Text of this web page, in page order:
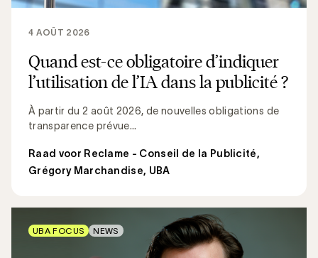
Quand est-ce obligatoire d’indiquer
l’utilisation de l’IA dans la publicité ?
À partir du 2 août 2026, de nouvelles obligations de
transparence prévue...
4 AOÛT 2026
Raad voor Reclame - Conseil de la Publicité,
Grégory Marchandise, UBA
UBA FOCUS NEWS